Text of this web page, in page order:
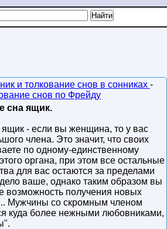
и толкование снов в сонниках -
снов по Фрейду
сна ящик.
ящик - если вы женщина, то у вас
члена. Это значит, что своих
по одному-единственному
органа, при этом все остальные
для вас остаются за пределами
ваше, однако таким образом вы
возможность получения новых
Мужчины со скромным членом
куда более нежными любовниками,